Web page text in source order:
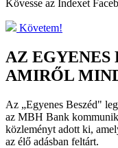
Kövesse az Indexet
Követem!
AZ EGYENES
AMIRŐL
Az „Egyenes Beszéd"
az MBH Bank
közleményt adott ki,
az élő adásban feltárt.